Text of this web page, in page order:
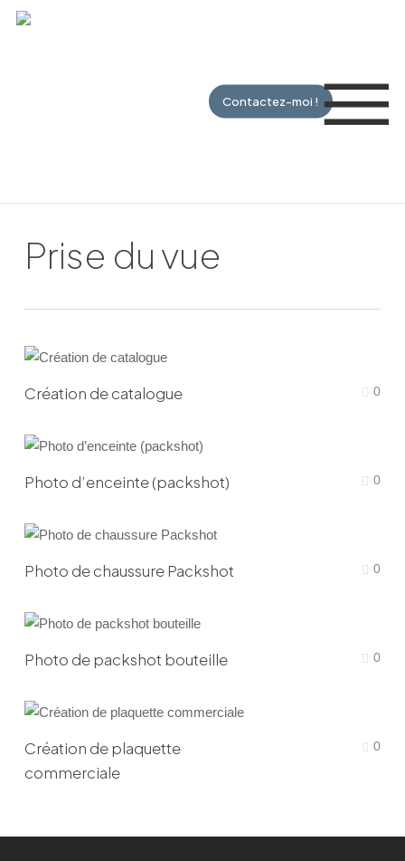
Skip
Contactez-moi !
Prise du vue
Création de catalogue 0
Photo d’enceinte (packshot) 0
Photo de chaussure Packshot 0
Photo de packshot bouteille 0
Création de plaquette
commerciale
0